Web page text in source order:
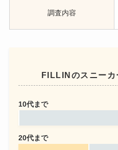
調査内容
FILLINのスニーカ
10代まで
20代まで